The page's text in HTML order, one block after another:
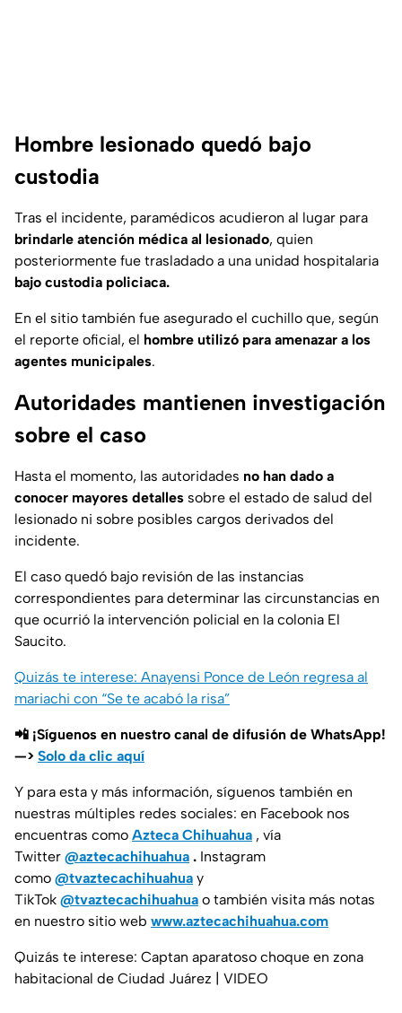
Hombre lesionado quedó bajo
custodia
Tras el incidente, paramédicos acudieron al lugar para
brindarle atención médica al lesionado, quien
posteriormente fue trasladado a una unidad hospitalaria
bajo custodia policiaca.
En el sitio también fue asegurado el cuchillo que, según
el reporte oficial, el hombre utilizó para amenazar a los
agentes municipales.
Autoridades mantienen investigación
sobre el caso
Hasta el momento, las autoridades no han dado a
conocer mayores detalles sobre el estado de salud del
lesionado ni sobre posibles cargos derivados del
incidente.
El caso quedó bajo revisión de las instancias
correspondientes para determinar las circunstancias en
que ocurrió la intervención policial en la colonia El
Saucito.
Quizás te interese: Anayensi Ponce de León regresa al
mariachi con “Se te acabó la risa”
📲 ¡Síguenos en nuestro canal de difusión de WhatsApp!
—> Solo da clic aquí
Y para esta y más información, síguenos también en
nuestras múltiples redes sociales: en Facebook nos
encuentras como Azteca Chihuahua , vía
Twitter @aztecachihuahua . Instagram
como @tvaztecachihuahua y
TikTok @tvaztecachihuahua o también visita más notas
en nuestro sitio web www.aztecachihuahua.com
Quizás te interese: Captan aparatoso choque en zona
habitacional de Ciudad Juárez | VIDEO